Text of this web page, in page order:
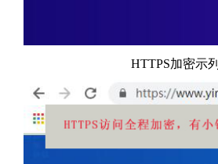
HTTPS加密示列